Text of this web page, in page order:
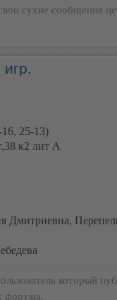
сухие сообщения
25-13)
к2 лит А
Дмитриевна,
который
форума.